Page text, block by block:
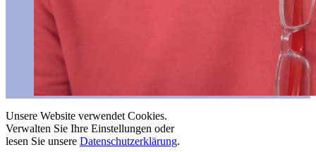
Unsere Website verwendet Cookies.
Verwalten Sie Ihre Einstellungen oder
lesen Sie unsere Datenschutzerklärung.